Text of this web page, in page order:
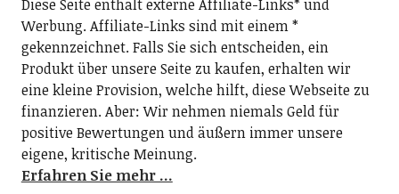
Diese Seite enthält externe Affiliate-Links* und
Werbung. Affiliate-Links sind mit einem *
gekennzeichnet. Falls Sie sich entscheiden, ein
Produkt über unsere Seite zu kaufen, erhalten wir
eine kleine Provision, welche hilft, diese Webseite zu
finanzieren. Aber: Wir nehmen niemals Geld für
positive Bewertungen und äußern immer unsere
eigene, kritische Meinung.
Erfahren Sie mehr …